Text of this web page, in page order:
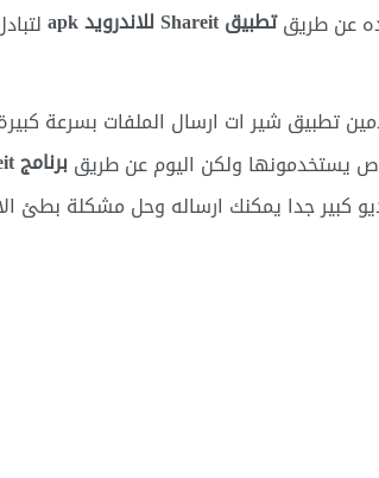
عن طريقتطبيق Shareit للاندرويد apk
شير ات ارسال الملفات بسرعة كبيرة
يستخدمونها ولكن اليوم عن طريقبرنامج Shareit
جدا يمكنك ارساله وحل مشكلة بطئ